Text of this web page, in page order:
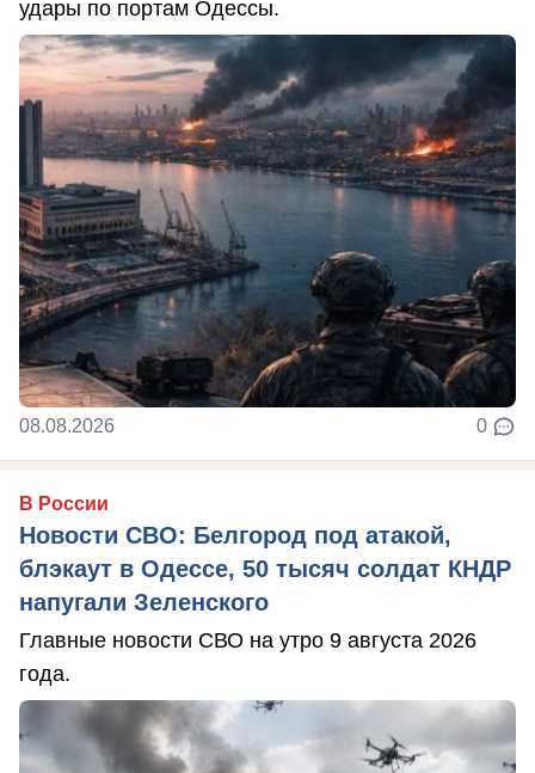
удары по портам Одессы.
08.08.2026 0
В России
Новости СВО: Белгород под атакой,
блэкаут в Одессе, 50 тысяч солдат КНДР
напугали Зеленского
Главные новости СВО на утро 9 августа 2026
года.